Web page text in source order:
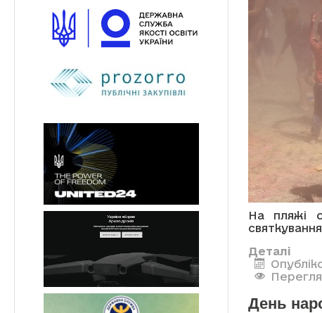
На пляжі
Деталі
День